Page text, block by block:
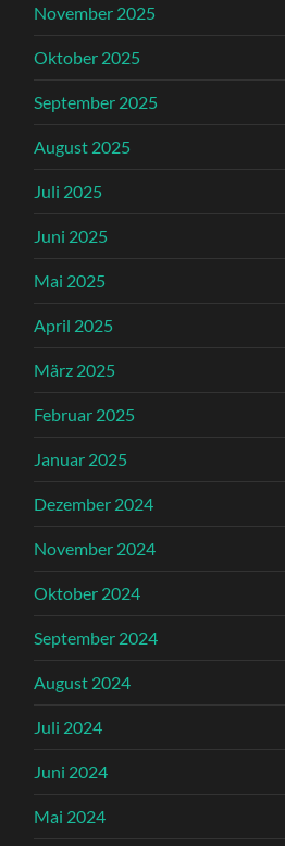
November 2025
Oktober 2025
September 2025
August 2025
Juli 2025
Juni 2025
Mai 2025
April 2025
März 2025
Februar 2025
Januar 2025
Dezember 2024
November 2024
Oktober 2024
September 2024
August 2024
Juli 2024
Juni 2024
Mai 2024